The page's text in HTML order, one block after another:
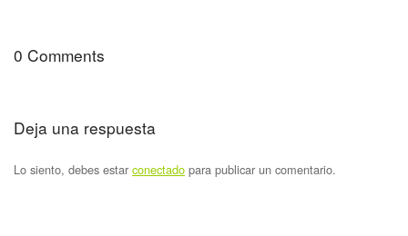
0 Comments
Deja una respuesta
Lo siento, debes estar conectado para publicar un comentario.